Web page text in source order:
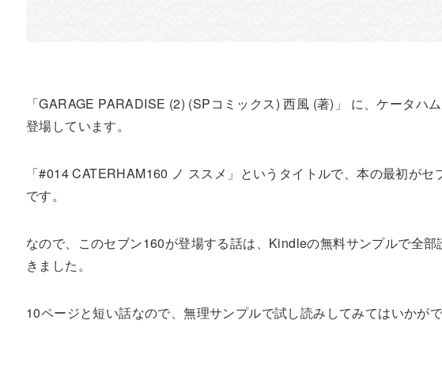
「GARAGE PARADISE (2) (SPコミックス) 西風 (著)」 に、ケータハ
登場しています。
「#014 CATERHAM160 ノ ススメ」というタイトルで、本の最初がセ
です。
なので、このセブン160が登場する話は、Kindleの無料サンプルで全部
きました。
10ページと短い話なので、無理サンプルで試し読みしてみてはいかがで